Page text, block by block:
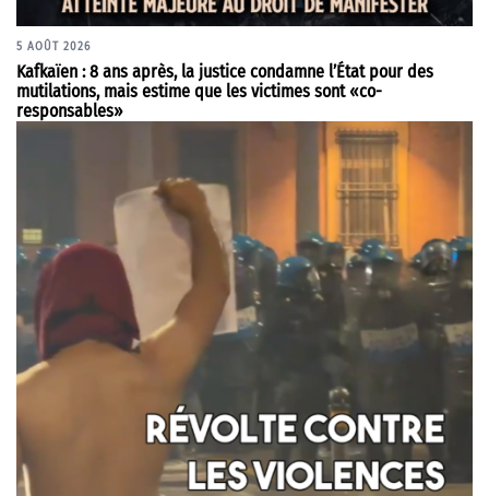
5 AOÛT 2026
Kafkaïen : 8 ans après, la justice condamne l’État pour des
mutilations, mais estime que les victimes sont «co-
responsables»